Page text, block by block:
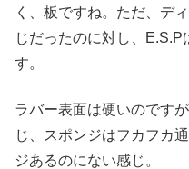
く、板ですね。ただ、デ
じだったのに対し、E.S.P
す。
ラバー表面は硬いのです
じ、スポンジはフカフカ
ジあるのにない感じ。